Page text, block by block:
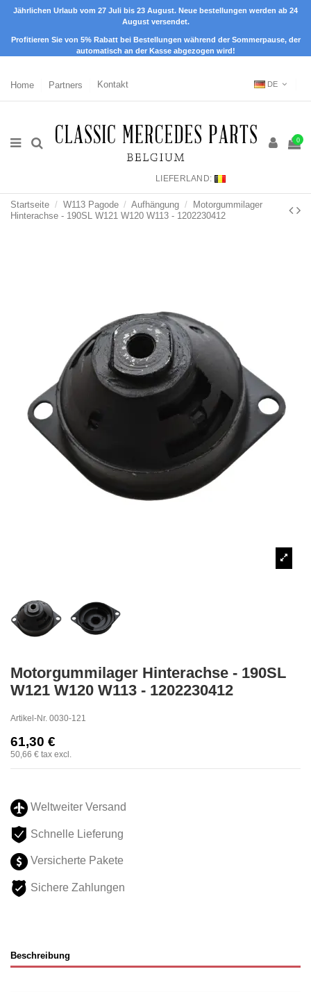
Jährlichen Urlaub vom 27 Juli bis 23 August. Neue bestellungen werden ab 24
August versendet.
Profitieren Sie von 5% Rabatt bei Bestellungen während der Sommerpause, der
automatisch an der Kasse abgezogen wird!
Home Partners Kontakt DE
0
LIEFERLAND:
Startseite W113 Pagode Aufhängung
Motorgummilager
Hinterachse - 190SL W121 W120 W113 - 1202230412
Motorgummilager Hinterachse - 190SL
W121 W120 W113 - 1202230412
Artikel-Nr. 0030-121
61,30 €
50,66 € tax excl.
Weltweiter Versand
Schnelle Lieferung
Versicherte Pakete
Sichere Zahlungen
Beschreibung